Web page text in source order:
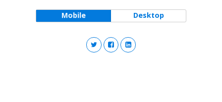
Mobile Desktop